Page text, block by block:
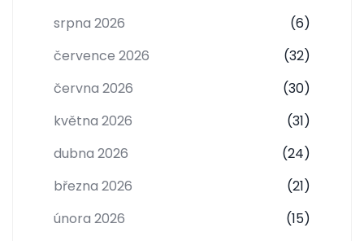
srpna 2026
(6)
července 2026
(32)
června 2026
(30)
května 2026
(31)
dubna 2026
(24)
března 2026
(21)
února 2026
(15)